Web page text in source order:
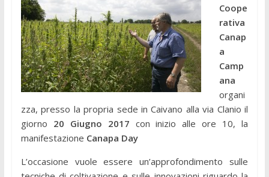
Coope
rativa
Canap
a
Camp
ana
organi
zza, presso la propria sede in Caivano alla via Clanio il
giorno 20 Giugno 2017 con inizio alle ore 10, la
manifestazione Canapa Day
L’occasione vuole essere un’approfondimento sulle